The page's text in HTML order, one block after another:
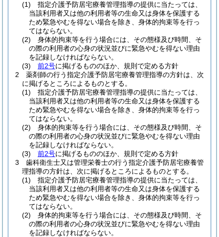
(1)
指定介護予防居宅療養管理指導の提供に当たっては、
当該利用者又は他の利用者等の生命又は身体を保護する
ため緊急やむを得ない場合を除き、身体的拘束等を行っ
てはならない。
(2)
身体的拘束等を行う場合には、その態様及び時間、そ
の際の利用者の心身の状況並びに緊急やむを得ない理由
を記録しなければならない。
(3)
前2号に掲げるもののほか、規則で定める方針
2
薬剤師の行う指定介護予防居宅療養管理指導の方針は、次
に掲げるところによるものとする。
(1)
指定介護予防居宅療養管理指導の提供に当たっては、
当該利用者又は他の利用者等の生命又は身体を保護する
ため緊急やむを得ない場合を除き、身体的拘束等を行っ
てはならない。
(2)
身体的拘束等を行う場合には、その態様及び時間、そ
の際の利用者の心身の状況並びに緊急やむを得ない理由
を記録しなければならない。
(3)
前2号に掲げるもののほか、規則で定める方針
3
歯科衛生士又は管理栄養士の行う指定介護予防居宅療養管
理指導の方針は、次に掲げるところによるものとする。
(1)
指定介護予防居宅療養管理指導の提供に当たっては、
当該利用者又は他の利用者等の生命又は身体を保護する
ため緊急やむを得ない場合を除き、身体的拘束等を行っ
てはならない。
(2)
身体的拘束等を行う場合には、その態様及び時間、そ
の際の利用者の心身の状況並びに緊急やむを得ない理由
を記録しなければならない。